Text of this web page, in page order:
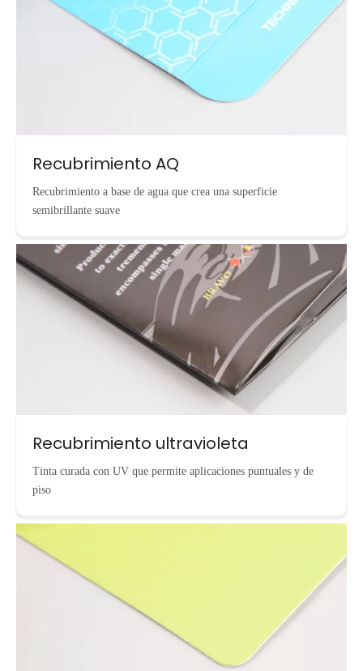
Recubrimiento AQ
Recubrimiento a base de agua que crea una superficie
semibrillante suave
Recubrimiento ultravioleta
Tinta curada con UV que permite aplicaciones puntuales y de
piso